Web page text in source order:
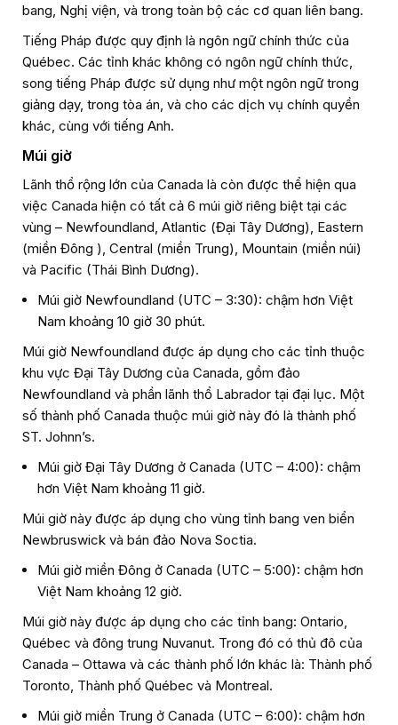
bang, Nghị viện, và trong toàn bộ các cơ quan liên bang.
Tiếng Pháp được quy định là ngôn ngữ chính thức của
Québec. Các tỉnh khác không có ngôn ngữ chính thức,
song tiếng Pháp được sử dụng như một ngôn ngữ trong
giảng dạy, trong tòa án, và cho các dịch vụ chính quyền
khác, cùng với tiếng Anh.
Múi giờ
Lãnh thổ rộng lớn của Canada là còn được thể hiện qua
việc Canada hiện có tất cả 6 múi giờ riêng biệt tại các
vùng – Newfoundland, Atlantic (Đại Tây Dương), Eastern
(miền Đông ), Central (miền Trung), Mountain (miền núi)
và Pacific (Thái Bình Dương).
Múi giờ Newfoundland (UTC – 3:30): chậm hơn Việt
Nam khoảng 10 giờ 30 phút.
Múi giờ Newfoundland được áp dụng cho các tỉnh thuộc
khu vực Đại Tây Dương của Canada, gồm đảo
Newfoundland và phần lãnh thổ Labrador tại đại lục. Một
số thành phố Canada thuộc múi giờ này đó là thành phố
ST. Johnn’s.
Múi giờ Đại Tây Dương ở Canada (UTC – 4:00): chậm
hơn Việt Nam khoảng 11 giờ.
Múi giờ này được áp dụng cho vùng tỉnh bang ven biển
Newbruswick và bán đảo Nova Soctia.
Múi giờ miền Đông ở Canada (UTC – 5:00): chậm hơn
Việt Nam khoảng 12 giờ.
Múi giờ này được áp dụng cho các tỉnh bang: Ontario,
Québec và đông trung Nuvanut. Trong đó có thủ đô của
Canada – Ottawa và các thành phố lớn khác là: Thành phố
Toronto, Thành phố Québec và Montreal.
Múi giờ miền Trung ở Canada (UTC – 6:00): chậm hơn